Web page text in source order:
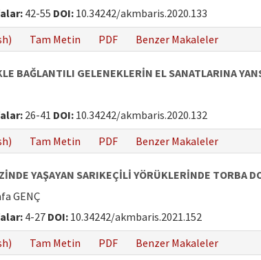
42-55 DOI: 10.34242/akmbaris.2020.133
Tam Metin PDF Benzer Makaleler
BAĞLANTILI GELENEKLERİN EL SANATLARINA
26-41 DOI: 10.34242/akmbaris.2020.132
Tam Metin PDF Benzer Makaleler
YAŞAYAN SARIKEÇİLİ YÖRÜKLERİNDE TORBA
GENÇ
4-27 DOI: 10.34242/akmbaris.2021.152
Tam Metin PDF Benzer Makaleler